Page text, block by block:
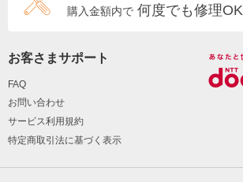
購入金額内で 何度でも修理OK
お客さまサポート
FAQ
お問い合わせ
サービス利用規約
特定商取引法に基づく表示